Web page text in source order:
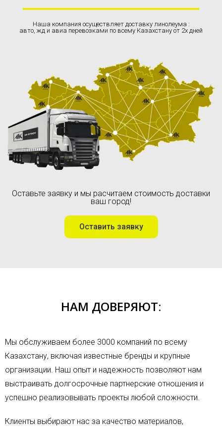
Наша компания осуществляет доставку линолеума :
авто, жд и авиа перевозками по всему Казахстану от 2х дней
Оставьте заявку и мы расчитаем стоимость доставки
ваш город!
Оставить заявку
НАМ ДОВЕРЯЮТ:
Мы обслуживаем более 3000 компаний по всему
Казахстану, включая известные бренды и крупные
организации. Наш опыт и надежность позволяют нам
выстраивать долгосрочные партнерские отношения и
успешно реализовывать проекты любой сложности.
Клиенты выбирают нас за качество материалов,